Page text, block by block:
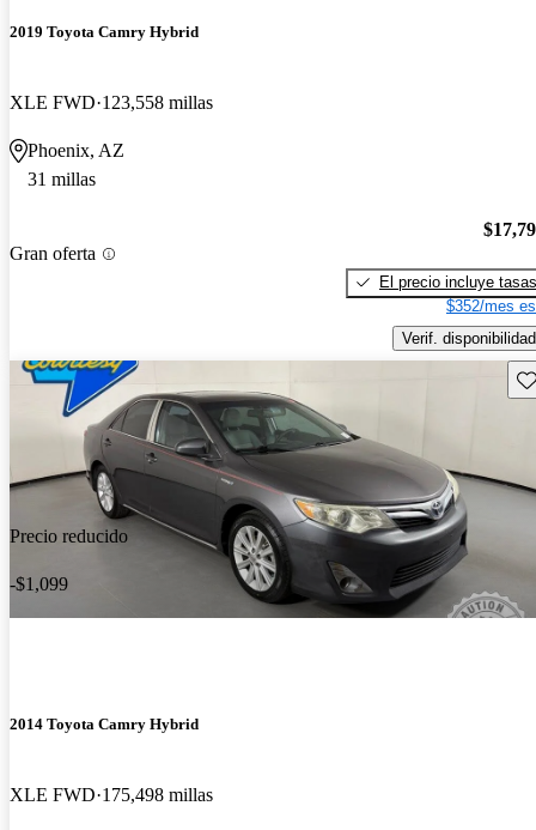
2019 Toyota Camry Hybrid
XLE FWD 123,558 millas
Phoenix, AZ
31 millas
Gran oferta
El precio incluye tasas
$352/mes
Verif. disponibilidad
Precio reducido
-$1,099
2014 Toyota Camry Hybrid
XLE FWD 175,498 millas